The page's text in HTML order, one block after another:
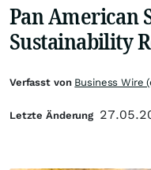
Pan American
Sustainability
Verfasst von Business Wire
Letzte Änderung